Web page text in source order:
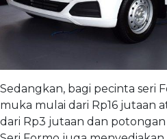
Sedangkan, bagi pecinta seri
muka mulai dari Rp16 jutaan
dari Rp3 jutaan dan potongan